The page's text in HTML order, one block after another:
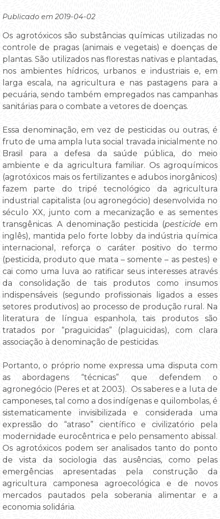
Publicado em 2019-04-02
Os agrotóxicos são substâncias químicas utilizadas no
controle de pragas (animais e vegetais) e doenças de
plantas. São utilizados nas florestas nativas e plantadas,
nos ambientes hídricos, urbanos e industriais e, em
larga escala, na agricultura e nas pastagens para a
pecuária, sendo também empregados nas campanhas
sanitárias para o combate a vetores de doenças.
Essa denominação, em vez de pesticidas ou outras, é
fruto de uma ampla luta social travada inicialmente no
Brasil para a defesa da saúde pública, do meio
ambiente e da agricultura familiar. Os agroquímicos
(agrotóxicos mais os fertilizantes e adubos inorgânicos)
fazem parte do tripé tecnológico da agricultura
industrial capitalista (ou agronegócio) desenvolvida no
século XX, junto com a mecanização e as sementes
transgênicas. A denominação pesticida (pesticide em
inglês), mantida pelo forte lobby da indústria química
internacional, reforça o caráter positivo do termo
(pesticida, produto que mata – somente – as pestes) e
cai como uma luva ao ratificar seus interesses através
da consolidação de tais produtos como insumos
indispensáveis (segundo profissionais ligados a esses
setores produtivos) ao processo de produção rural. Na
literatura de língua espanhola, tais produtos são
tratados por “praguicidas” (plaguicidas), com clara
associação à denominação de pesticidas.
Portanto, o próprio nome expressa uma disputa com
as abordagens “técnicas” que defendem o
agronegócio (Peres et at 2003). Os saberes e a luta de
camponeses, tal como a dos indígenas e quilombolas, é
sistematicamente invisibilizada e considerada uma
expressão do “atraso” científico e civilizatório pela
modernidade eurocêntrica e pelo pensamento abissal.
Os agrotóxicos podem ser analisados tanto do ponto
de vista da sociologia das ausências, como pelas
emergências apresentadas pela construção da
agricultura camponesa agroecológica e de novos
mercados pautados pela soberania alimentar e a
economia solidária.